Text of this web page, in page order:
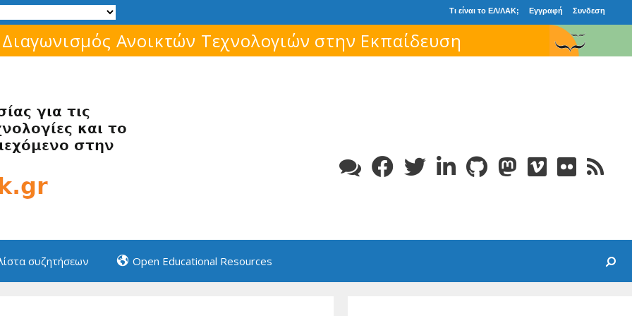
Τι είναι το ΕΛ/ΛΑΚ; Εγγραφή Συνδεση
Μάθε για το ελεύθερο λογισμικό!
συζητήσεων Open Educational Resources Search